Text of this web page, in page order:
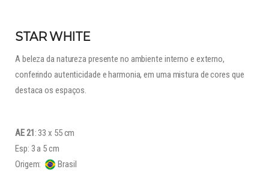
STAR WHITE
A beleza da natureza presente no ambiente interno e externo,
conferindo autenticidade e harmonia, em uma mistura de cores que
destaca os espaços.
AE 21: 33 x 55 cm
Esp: 3 a 5 cm
Origem:
Brasil